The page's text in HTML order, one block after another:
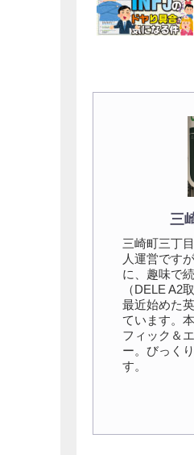
三
三崎町三丁
人運営です
に、趣味で
（DELE A2
最近始めた
ています。
フィック＆
ー。びっく
す。